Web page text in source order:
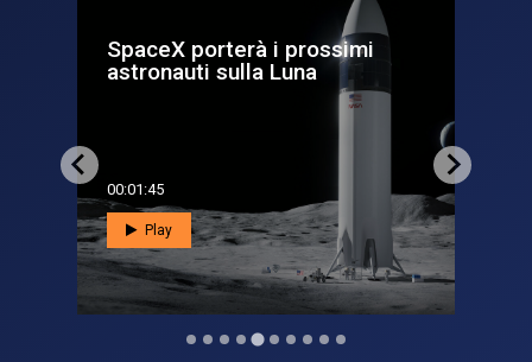
SpaceX porterà i prossimi
astronauti sulla Luna
00:01:45
Play